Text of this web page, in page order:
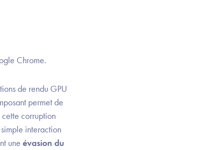
Chrome.
de rendu GPU
permet de
corruption
interaction
une évasion du